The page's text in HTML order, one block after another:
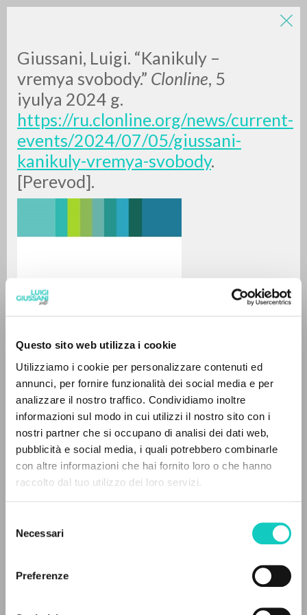
Questo sito web utilizza i cookie
Utilizziamo i cookie per personalizzare contenuti ed
annunci, per fornire funzionalità dei social media e per
analizzare il nostro traffico. Condividiamo inoltre
informazioni sul modo in cui utilizzi il nostro sito con i
nostri partner che si occupano di analisi dei dati web,
pubblicità e social media, i quali potrebbero combinarle
con altre informazioni che hai fornito loro o che hanno
raccolto dal tuo utilizzo dei loro servizi.
delNecessari
Preferenze
Giussani, Luigi. “Kanikuly –
vremya svobody.” Clonline, 5
iyulya 2024 g.
https://ru.clonline.org/news/current-
events/2024/07/05/giussani-
kanikuly-vremya-svobody.
[Perevod].
Giussani LuigiAuthor
Fraternità di Comunione e Liberazione
2024
LUIGI
GIUSSANI
scritti
0RESULTS FOUND
MORE RESULTS